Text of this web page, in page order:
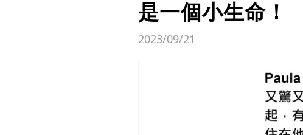
是一個小生命！
2023/09/21